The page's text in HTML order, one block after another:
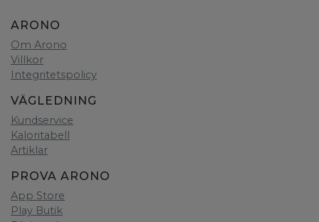
ARONO
Om Arono
Villkor
Integritetspolicy
VÄGLEDNING
Kundservice
Kaloritabell
Artiklar
PROVA ARONO
App Store
Play Butik